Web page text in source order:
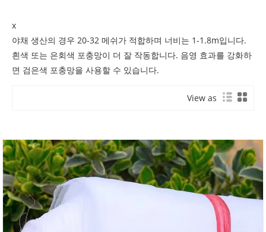
x
야채 생산의 경우 20-32 메쉬가 적합하며 너비는 1-1.8m입니다.
흰색 또는 은회색 포충망이 더 잘 작동합니다. 음영 효과를 강화하
면 검은색 포충망을 사용할 수 있습니다.
View as